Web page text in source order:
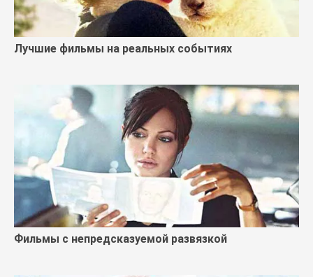
Лучшие фильмы на реальных событиях
Фильмы с непредсказуемой развязкой